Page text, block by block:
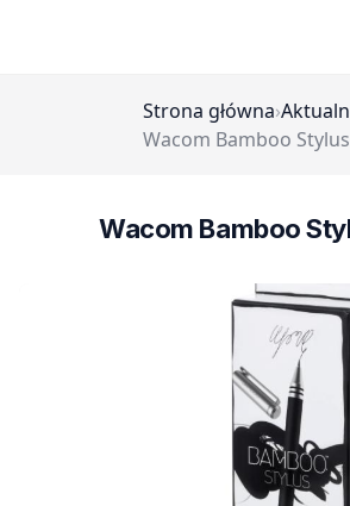
Strona główna›
Wacom Bamboo
Wacom Bamboo